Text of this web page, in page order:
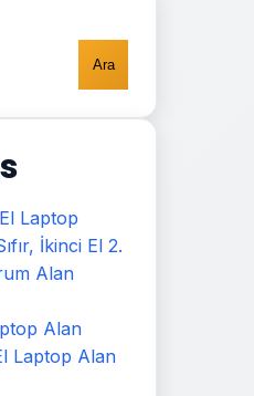
Ara
Laptop
İkinci El 2.
Alan
Alan
Laptop Alan